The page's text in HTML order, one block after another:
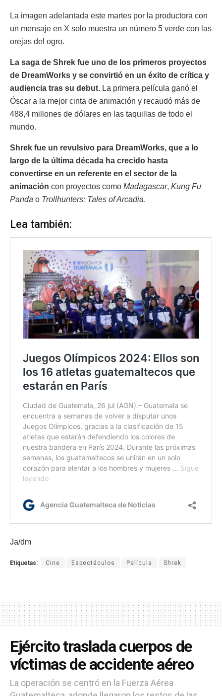
La imagen adelantada este martes por la productora con
un mensaje en X solo muestra un número 5 verde con las
orejas del ogro.
La saga de Shrek fue uno de los primeros proyectos
de DreamWorks y se convirtió en un éxito de crítica y
audiencia tras su debut. La primera película ganó el
Óscar a la mejor cinta de animación y recaudó más de
488,4 millones de dólares en las taquillas de todo el
mundo.
Shrek fue un revulsivo para DreamWorks, que a lo
largo de la última década ha crecido hasta
convertirse en un referente en el sector de la
animación con proyectos como Madagascar, Kung Fu
Panda o Trollhunters: Tales of Arcadia.
Lea también:
Ja/dm
Etiquetas: Cine Espectáculos Película Shrek
Ejército traslada cuerpos de
víctimas de accidente aéreo
La operación se centró en la Fuerza Aérea